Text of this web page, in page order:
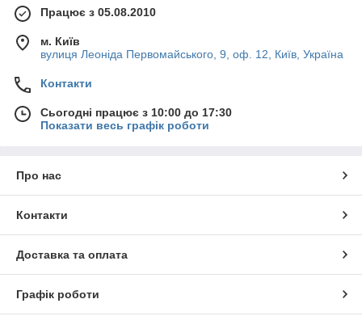
Працює з 05.08.2010
м. Київ
вулиця Леоніда Первомайського, 9, оф. 12, Київ, Україна
Контакти
Сьогодні працює з 10:00 до 17:30
Показати весь графік роботи
Про нас
Контакти
Доставка та оплата
Графік роботи